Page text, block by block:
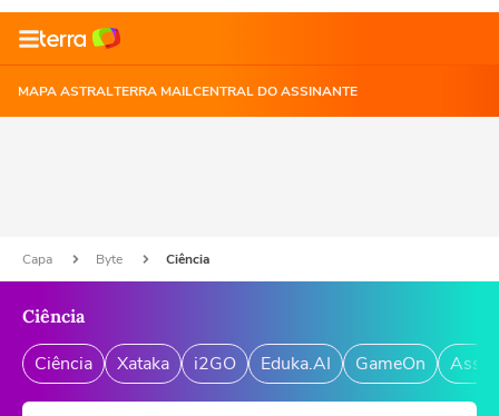
MAPA ASTRALTERRA MAILCENTRAL DO ASSINANTE
Capa Byte Ciência
Ciência
Ciência Xataka i2GO Eduka.AI GameOn